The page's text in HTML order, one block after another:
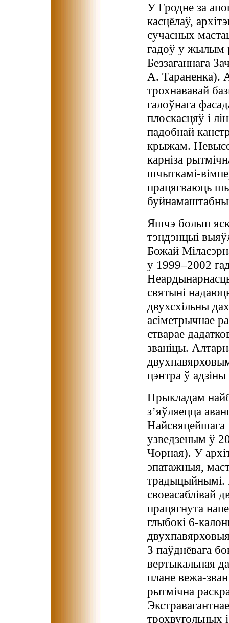
У Гродне за
касцёлаў,
сучасных
гадоў у жылым
Беззаганнага
А. Тараненка).
трохнававай
галоўнага
плоскасцяў і
падобнай
крыжам.
карніза
шчыткамі-
працягваюць
Яшчэ больш
тэндэнцыі
Божай
у 1999–2002
святыні
двухсхільны
асіметрычнае
стварае
званіцы.
цэнтра ў
Прыкладам
з’яўляецца
Найсвяцейшага
узведзеным ў
Чорная). У
эпатажныя,
традыцыйнымі.
своеасаблівай
працягнута
глыбокі 6-
З паўднёвага
вертыкальная
плане вежа-
рытмічна
трохвугольных